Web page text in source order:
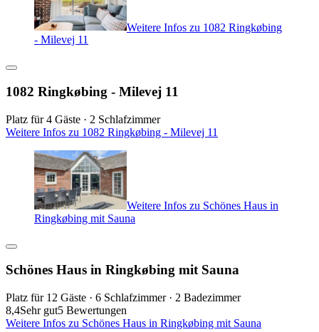
Weitere Infos zu 1082 Ringkøbing
- Milevej 11
1082 Ringkøbing - Milevej 11
Platz für 4 Gäste · 2 Schlafzimmer
Weitere Infos zu 1082 Ringkøbing - Milevej 11
Weitere Infos zu Schönes Haus in
Ringkøbing mit Sauna
Schönes Haus in Ringkøbing mit Sauna
Platz für 12 Gäste · 6 Schlafzimmer · 2 Badezimmer
8,4Sehr gut5 Bewertungen
Weitere Infos zu Schönes Haus in Ringkøbing mit Sauna